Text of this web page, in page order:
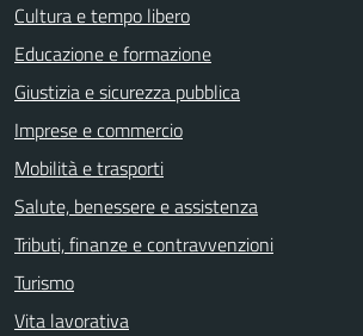
Cultura e tempo libero
Educazione e formazione
Giustizia e sicurezza pubblica
Imprese e commercio
Mobilità e trasporti
Salute, benessere e assistenza
Tributi, finanze e contravvenzioni
Turismo
Vita lavorativa